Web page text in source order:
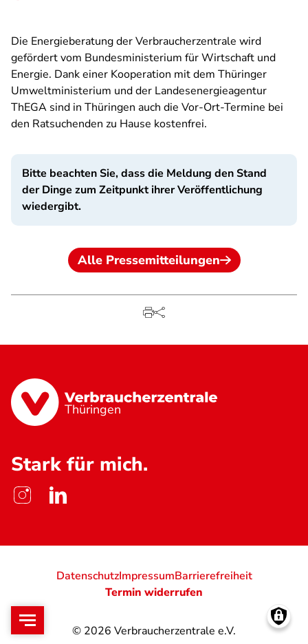
Die Energieberatung der Verbraucherzentrale wird
gefördert vom Bundesministerium für Wirtschaft und
Energie. Dank einer Kooperation mit dem Thüringer
Umweltministerium und der Landesenergieagentur
ThEGA sind in Thüringen auch die Vor-Ort-Termine bei
den Ratsuchenden zu Hause kostenfrei.
Bitte beachten Sie, dass die Meldung den Stand
der Dinge zum Zeitpunkt ihrer Veröffentlichung
wiedergibt.
Alle Pressemitteilungen
Thüringen
Stark für mich.
© 2026 Verbraucherzentrale e.V.
DatenschutzImpressumBarrierefreiheit
Termin widerrufen